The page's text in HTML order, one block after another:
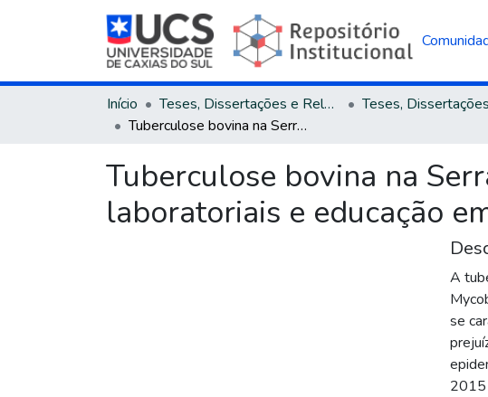
Início Teses, Dissertações e Relatórios
Tuberculose bovina na Serra Gaúcha: aspectos epidemiológicos, laboratoriais e educação em saúde
Tuberculose bovina na
laboratoriais e educação
A
se
2015